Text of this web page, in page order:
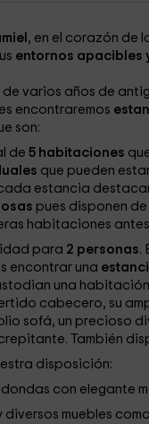
, en el corazón de
entornos apacibles
de varios años de
encontraremos
son:
de 5 habitaciones
que pueden
estancia
pues disponen
habitaciones
para 2 personas.
encontrar una
una
cabecero, su
sofá, un precioso
También
disposición:
con elegante
diversos muebles